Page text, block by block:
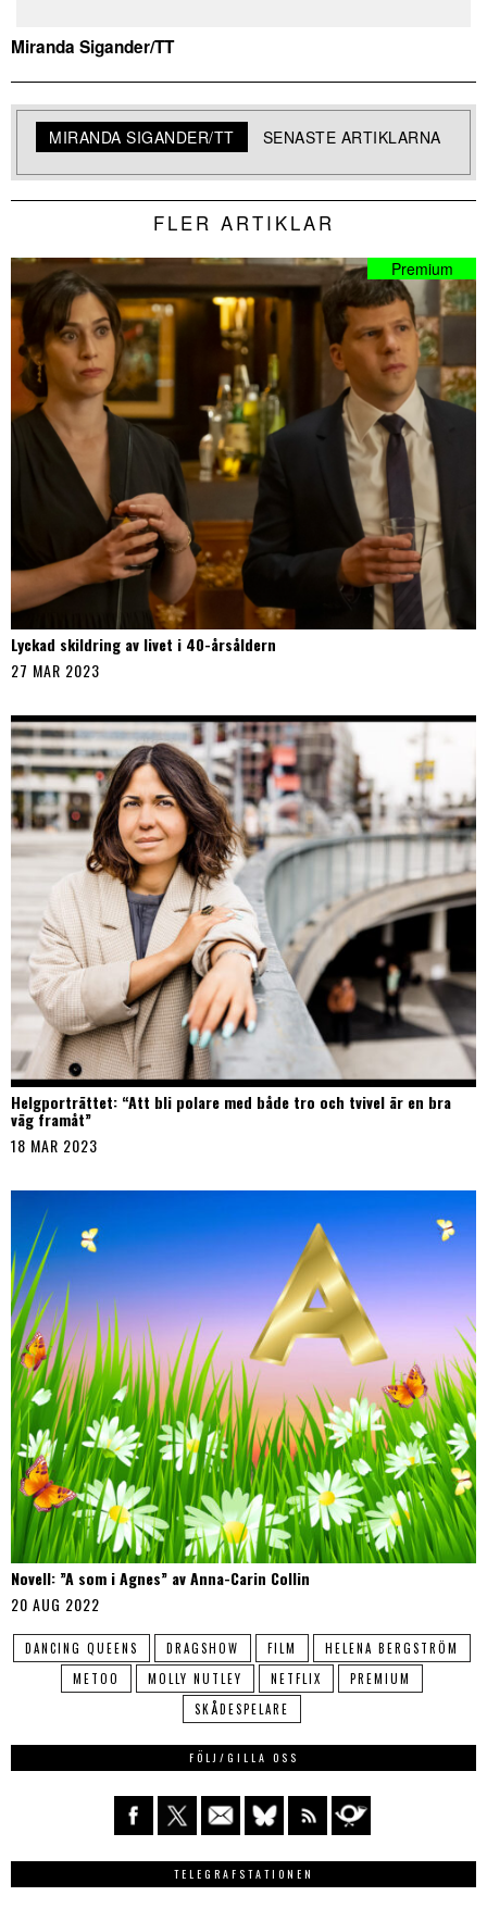
Miranda Sigander/TT
MIRANDA SIGANDER/TT SENASTE ARTIKLARNA
FLER ARTIKLAR
Lyckad skildring av livet i 40-årsåldern
27 MAR 2023
Helgporträttet: “Att bli polare med både tro och tvivel är en bra
väg framåt”
18 MAR 2023
Novell: ”A som i Agnes” av Anna-Carin Collin
20 AUG 2022
DANCING QUEENS DRAGSHOW FILM
HELENA BERGSTRÖM
METOO
MOLLY NUTLEY NETFLIX
PREMIUM
SKÅDESPELARE
FÖLJ/GILLA OSS
TELEGRAFSTATIONEN